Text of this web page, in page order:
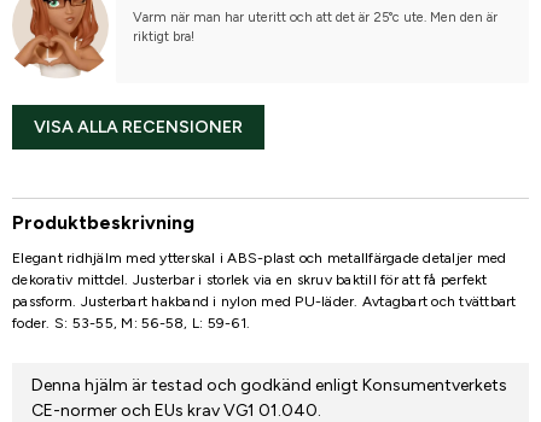
Varm när man har uteritt och att det är 25°c ute. Men den är
riktigt bra!
VISA ALLA RECENSIONER
Produktbeskrivning
Elegant ridhjälm med ytterskal i ABS-plast och metallfärgade detaljer med
dekorativ mittdel. Justerbar i storlek via en skruv baktill för att få perfekt
passform. Justerbart hakband i nylon med PU-läder. Avtagbart och tvättbart
foder. S: 53-55, M: 56-58, L: 59-61.
Denna hjälm är testad och godkänd enligt Konsumentverkets
CE-normer och EUs krav VG1 01.040.